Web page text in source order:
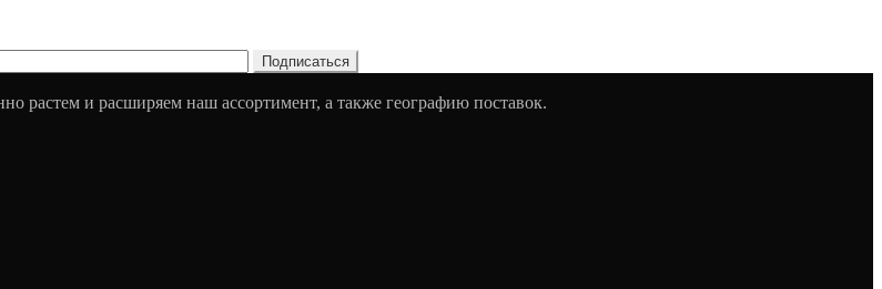
растем и расширяем наш ассортимент, а также географию поставок.